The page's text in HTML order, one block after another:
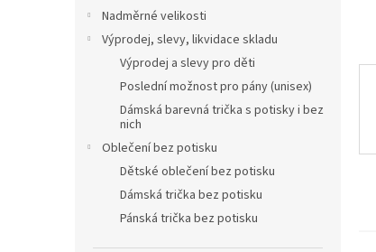
Nadměrné velikosti
Výprodej, slevy, likvidace skladu
Výprodej a slevy pro děti
Poslední možnost pro pány (unisex)
Dámská barevná trička s potisky i bez
nich
Oblečení bez potisku
Dětské oblečení bez potisku
Dámská trička bez potisku
Pánská trička bez potisku